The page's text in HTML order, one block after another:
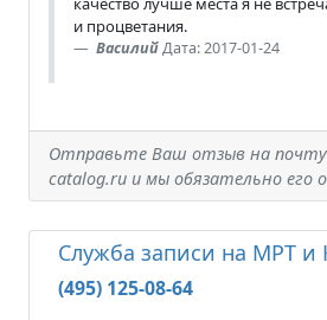
и процветания.
ВасилийДата: 2017-01-24
Отправьте Ваш отзыв на почту
catalog.ru и мы обязательно его
Служба записи на МРТ и
(495) 125-08-64